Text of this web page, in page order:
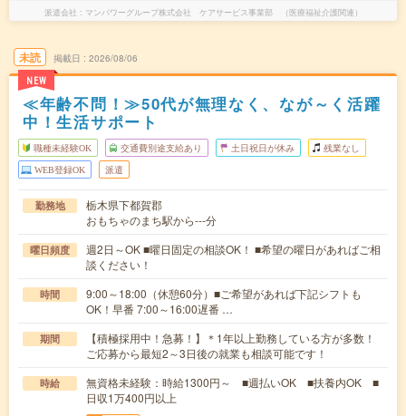
派遣会社 マンパワーグループ株式会社 ケアサービス事業部 （医療福祉介護関連）
未読
NEW
掲載日 2026/08/06
≪年齢不問！≫50代が無理なく、なが～く活躍
中！生活サポート
職種未経験OK 交通費別途支給あり 土日祝日が休み 残業なし
WEB登録OK 派遣
勤務地
栃木県下都賀郡
おもちゃのまち駅から---分
曜日頻度
週2日～OK ■曜日固定の相談OK！ ■希望の曜日があればご相
談ください！
時間
9:00～18:00（休憩60分）■ご希望があれば下記シフトも
OK！早番 7:00～16:00遅番 …
期間
【積極採用中！急募！】＊1年以上勤務している方が多数！
ご応募から最短2～3日後の就業も相談可能です！
時給
無資格未経験：時給1300円～ ■週払いOK ■扶養内OK ■
日収1万400円以上